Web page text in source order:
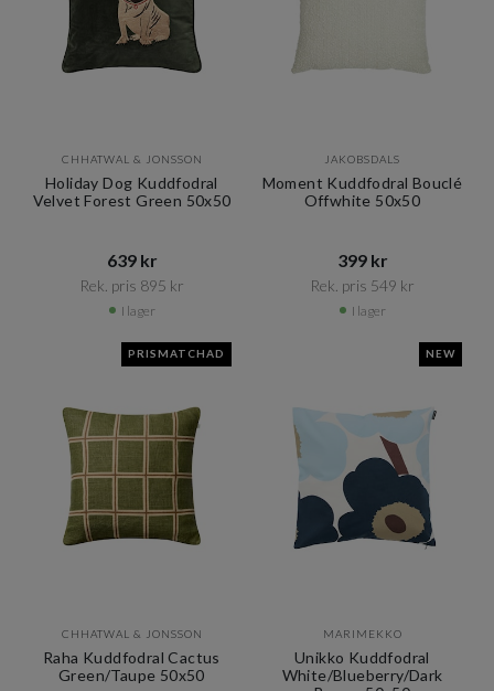
CHHATWAL & JONSSON
Holiday Dog Kuddfodral
Velvet Forest Green 50x50
639 kr​​
Rek. pris 895 kr​​
I lager
JAKOBSDALS
Moment Kuddfodral Bouclé
Offwhite 50x50
399 kr​​
Rek. pris 549 kr​​
I lager
PRISMATCHAD
CHHATWAL & JONSSON
Raha Kuddfodral Cactus
Green/Taupe 50x50
NEW
MARIMEKKO
Unikko Kuddfodral
White/Blueberry/Dark